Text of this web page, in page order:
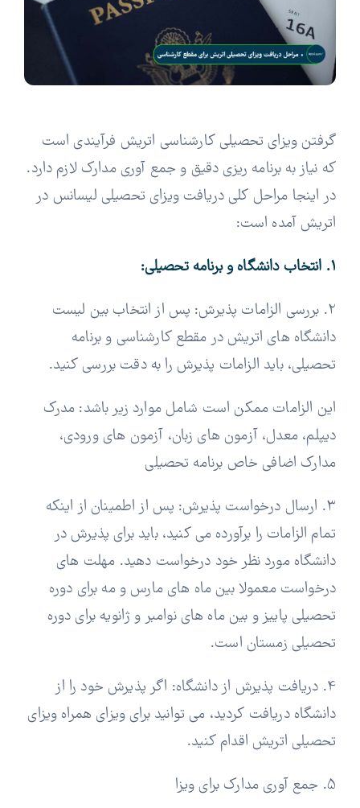
گرفتن ویزای تحصیلی کارشناسی اتریش فرآیندی است
که نیاز به برنامه ریزی دقیق و جمع آوری مدارک لازم دارد.
در اینجا مراحل کلی دریافت ویزای تحصیلی لیسانس در
اتریش آمده است:
1. انتخاب دانشگاه و برنامه تحصیلی:
2. بررسی الزامات پذیرش:
پس از انتخاب بین لیست
دانشگاه های اتریش در مقطع کارشناسی و برنامه
تحصیلی، باید الزامات پذیرش را به دقت بررسی کنید.
این الزامات ممکن است شامل موارد زیر باشد: مدرک
دیپلم،معدل،آزمون های زبان، آزمون های ورودی،
مدارک اضافی خاص برنامه تحصیلی
3. ارسال درخواست پذیرش:
پس از اطمینان از اینکه
تمام الزامات را برآورده می کنید، باید برای پذیرش در
دانشگاه مورد نظر خود درخواست دهید. مهلت های
درخواست معمولا بین ماه های مارس و مه برای دوره
تحصیلی پاییز و بین ماه های نوامبر و ژانویه برای دوره
تحصیلی زمستان است.
4. دریافت پذیرش از دانشگاه:
اگر پذیرش خود را از
دانشگاه دریافت کردید، می توانید برای ویزای همراه ویزای
تحصیلی اتریش اقدام کنید.
5. جمع آوری مدارک برای ویزا